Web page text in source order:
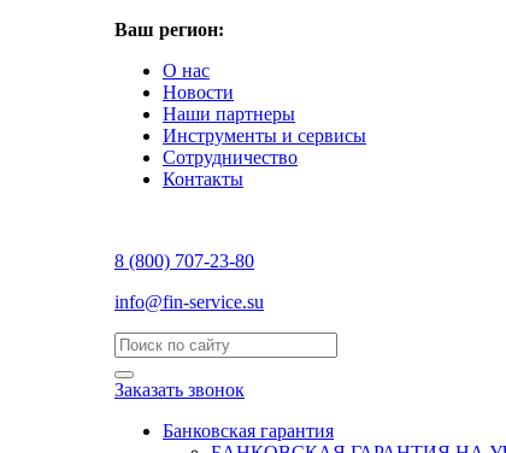
Ваш регион:
О нас
Новости
Наши партнеры
Инструменты и сервисы
Сотрудничество
Контакты
8 (800) 707-23-80
info@fin-service.su
Заказать звонок
Банковская гарантия